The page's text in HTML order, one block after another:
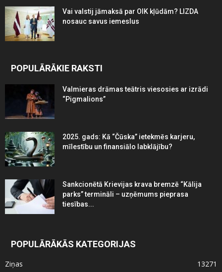
Vai valstij jāmaksā par OIK kļūdām? LIZDA
nosauc savus iemeslus
POPULĀRĀKIE RAKSTI
Valmieras drāmas teātris viesosies ar izrādi
“Pigmalions”
2025. gads: Kā “Čūska” ietekmēs karjeru,
mīlestību un finansiālo labklājību?
Sankcionētā Krievijas krava bremzē “Kālija
parks” termināli – uzņēmums pieprasa
tiesības...
POPULĀRĀKĀS KATEGORIJAS
Ziņas
13271